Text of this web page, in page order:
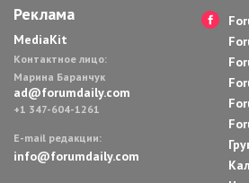
Реклама
MediaKit
Контактное лицо:
Марина Баранчук
ad@forumdaily.com
+1 347-604-1261
E-mail редакции:
info@forumdaily.com